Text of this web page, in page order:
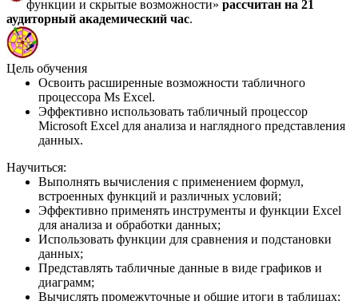
функции и скрытые возможности» рассчитан на 21
аудиторный академический час.
Цель обучения
Освоить расширенные возможности табличного
процессора Ms Excel.
Эффективно использовать табличный процессор
Microsoft Excel для анализа и наглядного представления
данных.
Научиться:
Выполнять вычисления с применением формул,
встроенных функций и различных условий;
Эффективно применять инструменты и функции Excel
для анализа и обработки данных;
Использовать функции для сравнения и подстановки
данных;
Представлять табличные данные в виде графиков и
диаграмм;
Вычислять промежуточные и общие итоги в таблицах;